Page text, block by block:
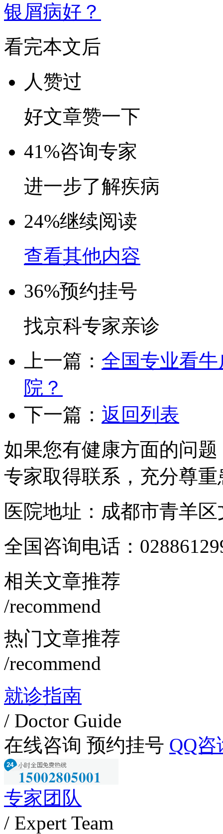
银屑病好？
看完本文后
人赞过
好文章赞一下
41%咨询专家
进一步了解疾病
24%继续阅读
查看其他内容
36%预约挂号
找京科专家亲诊
上一篇： 全国专业看
院？
下一篇： 返回列表
如果您有健康方面的问
专家取得联系，充分尊
医院地址：成都市青羊
全国咨询电话：
相关文章推荐
/recommend
热门文章推荐
/recommend
就诊指南
/ Doctor Guide
在线咨询 预约挂号 QQ咨
专家团队
/ Expert Team